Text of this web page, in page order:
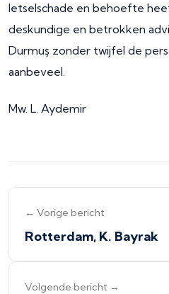
letselschade en behoefte
deskundige en betrokken
Durmuş zonder twijfel de
aanbeveel.
Mw. L. Aydemir
← Vorige bericht
Rotterdam, K. Bayrak
Volgende bericht →